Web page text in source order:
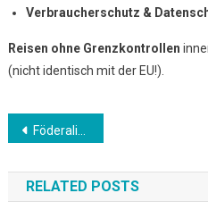
Verbraucherschutz &
Reisen ohne Grenzkontrollen
(nicht identisch mit der EU!).
Beitrags-
Navigation
Föderalismus & Verwaltung – Wie Deutschland organisiert ist
RELATED POSTS